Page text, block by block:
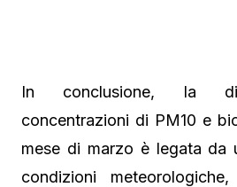
In conclusione, la
concentrazioni di PM10 e
mese di marzo è legata da
condizioni